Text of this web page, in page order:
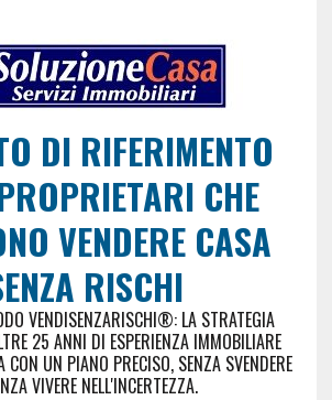
DI RIFERIMENTO
CHE
VENDERE CASA
RISCHI
VENDISENZARISCHI®: LA STRATEGIA
25 ANNI DI ESPERIENZA IMMOBILIARE
CON UN PIANO PRECISO, SENZA SVENDERE
VIVERE NELL'INCERTEZZA.